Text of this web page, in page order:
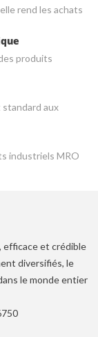
rend les achats
produits
aux
industriels MRO
efficace et crédible
diversifiés, le
le monde entier